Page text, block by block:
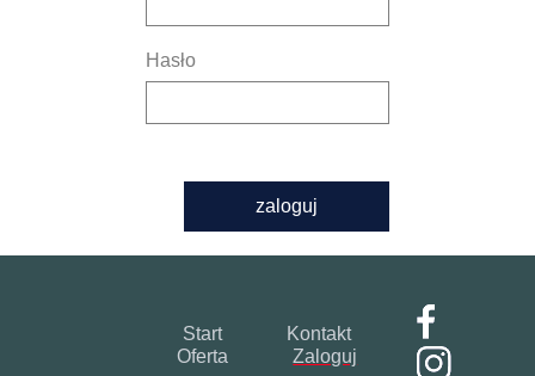
Hasło
zaloguj
Start
Kontakt
Oferta
Zaloguj